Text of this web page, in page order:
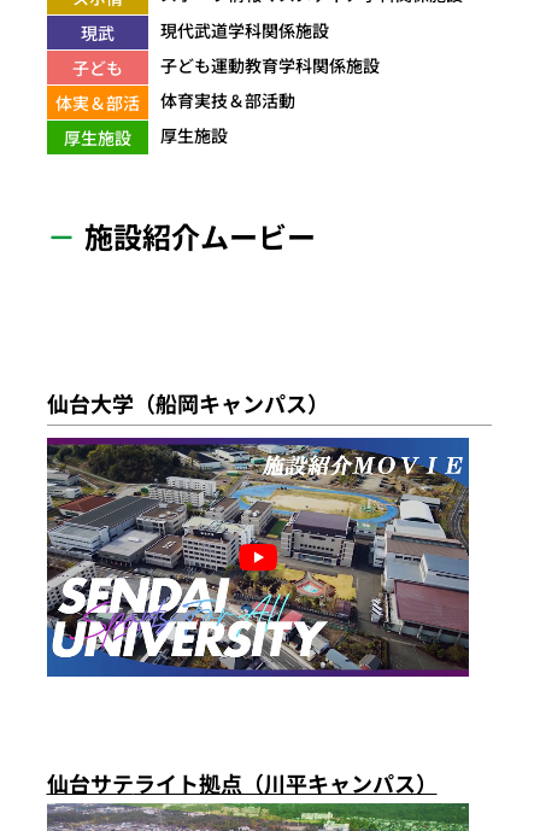
現武
現代武道学科関係施設
子ども
子ども運動教育学科関係施設
体実＆部活
体育実技＆部活動
厚生施設
厚生施設
施設紹介ムービー
仙台大学（船岡キャンパス）
仙台サテライト拠点（川平キャンパス）